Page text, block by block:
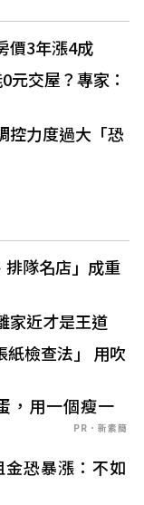
價3年漲4成
元交屋？專家：
控力度過大「恐
隊名店」成重
家近才是王道
紙檢查法」 用吹
，用一個瘦一
PR．新素簡
恐暴漲：不如